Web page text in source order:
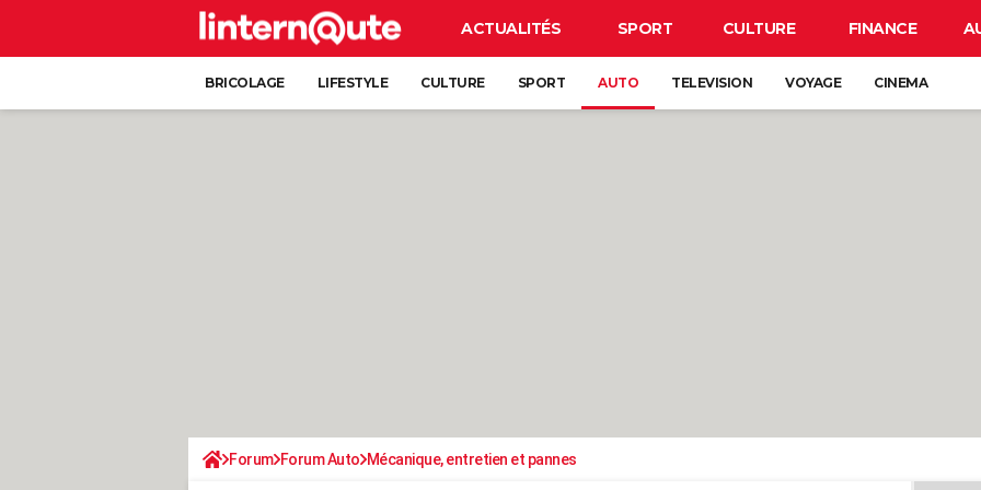
ACTUALITÉS SPORT CULTURE FINANCE
BRICOLAGE LIFESTYLE CULTURE SPORT AUTO TELEVISION VOYAGE CINEMA
Forum Forum Auto Mécanique, entretien et pannes